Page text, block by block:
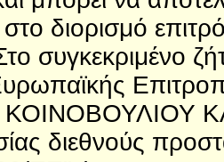
διορισμό
συγκεκριμένο
διεθνούς